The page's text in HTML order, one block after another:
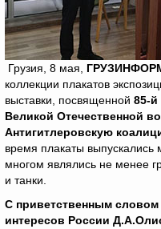
Грузия, 8 мая,
коллекции плакатов
выставки, посвященной 85-й
Великой Отечественной
Антигитлеровскую
время плакаты
многом являлись не менее
и танки.
С приветственным
интересов России